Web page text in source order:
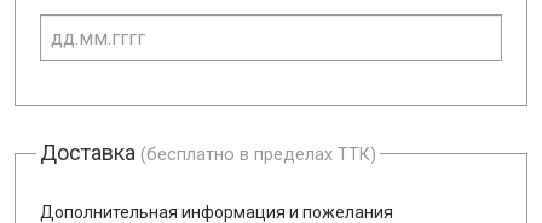
Доставка (бесплатно в пределах ТТК)
Дополнительная информация и пожелания